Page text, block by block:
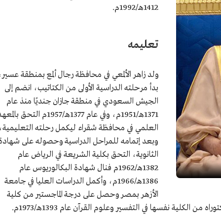
1412هـ/1992م.
تعليمه
ولد زاهر الألمعي في محافظة رجال ألمع بمنطقة
بدأ مرحلته الدراسية الأولى من الكتاتيب، انضم إلى
الجيش السعودي في منطقة جازان جنديًا منذ عام
1371هـ/1951م، وفي عام 1377هـ/1957م التحق
العلمي في محافظة شقراء ليكمل رحلته
وبعد إتمامه للمراحل الدراسية وحصوله على
الثانوية، التحق بكلية الشريعة في الرياض عام
1382هـ/1962م فنال شهادة البكالوريوس عام
1386هـ/1966م، وأكمل الدراسات العليا في جامعة
الأزهر بمصر وحصل على درجة الماجستير من كلية